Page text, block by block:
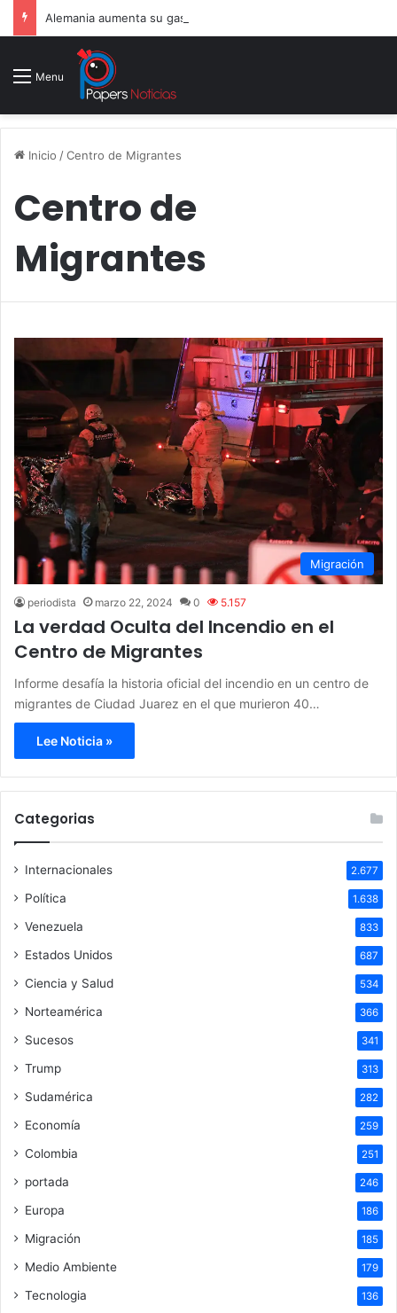
Menu
Inicio /Centro de Migrantes
Centro de
Migrantes
Migración
periodista marzo 22, 2024 0 5.157
La verdad Oculta del Incendio en el
Centro de Migrantes
Informe desafía la historia oficial del incendio en un centro de
migrantes de Ciudad Juarez en el que murieron 40…
Lee Noticia »
Categorias
Internacionales 2.677
Política 1.638
Venezuela 833
Estados Unidos 687
Ciencia y Salud 534
Norteamérica 366
Sucesos 341
Trump 313
Sudamérica 282
Economía 259
Colombia 251
portada 246
Europa 186
Migración 185
Medio Ambiente 179
Tecnologia 136